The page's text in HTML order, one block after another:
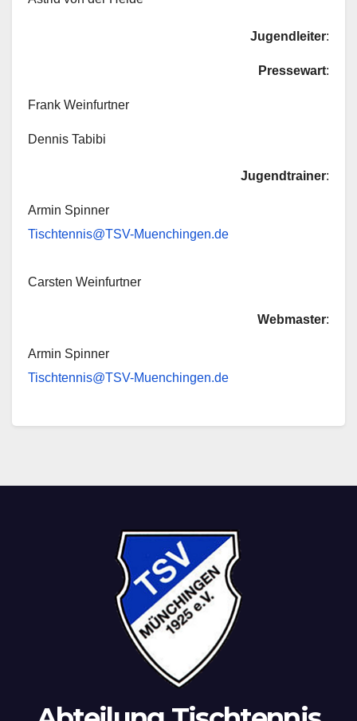
Jugendleiter:
Pressewart:
Frank Weinfurtner
Dennis Tabibi
Jugendtrainer:
Armin Spinner
Tischtennis@TSV-Muenchingen.de
Carsten Weinfurtner
Webmaster:
Armin Spinner
Tischtennis@TSV-Muenchingen.de